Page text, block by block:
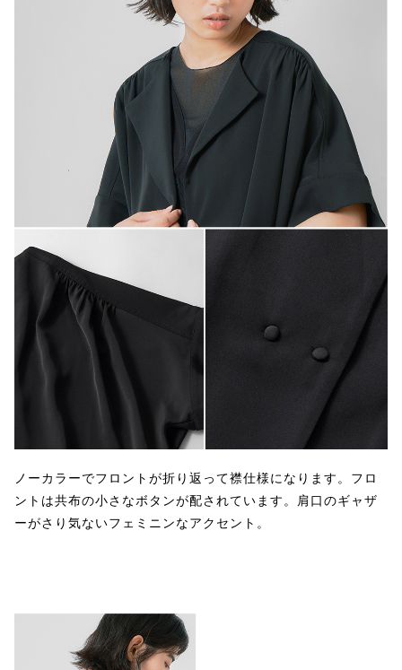
ノーカラーでフロントが折り返って襟仕様になります。フロ
ントは共布の小さなボタンが配されています。肩口のギャザ
ーがさり気ないフェミニンなアクセント。